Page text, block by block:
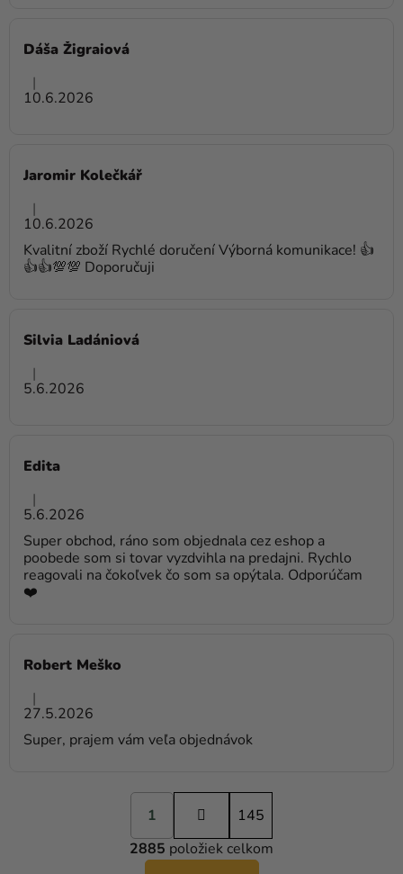
Dáša Žigraiová
|
10.6.2026
Jaromir Kolečkář
|
10.6.2026
Kvalitní zboží Rychlé doručení Výborná komunikace! 👍
👍👍💯💯 Doporučuji
Silvia Ladániová
|
5.6.2026
Edita
|
5.6.2026
Super obchod, ráno som objednala cez eshop a
poobede som si tovar vyzdvihla na predajni. Rychlo
reagovali na čokoľvek čo som sa opýtala. Odporúčam
❤️
Robert Meško
|
27.5.2026
Super, prajem vám veľa objednávok
O
S
t
r
á
1
145
2885 položiek celkom